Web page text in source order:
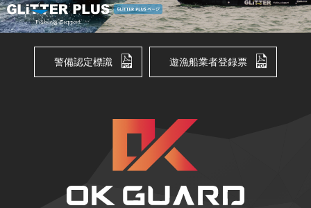
警備認定標識 遊漁船業者登録票